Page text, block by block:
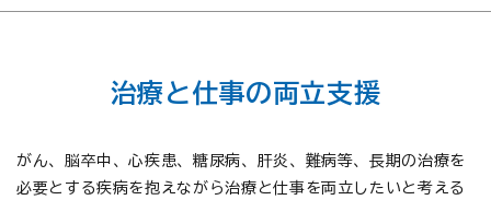
治療と仕事の両立支援
がん、脳卒中、心疾患、糖尿病、肝炎、難病等、長期の治療を
必要とする疾病を抱えながら治療と仕事を両立したいと考える